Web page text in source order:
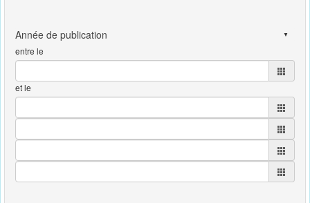
entre le
et le